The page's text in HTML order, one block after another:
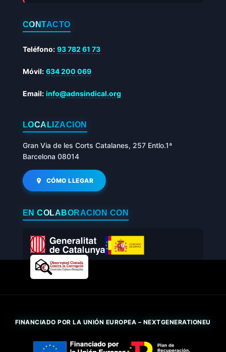
CONTACTO
Teléfono: 93 782 61 73
Móvil: 634 200 069
Email: info@adnsindical.org
LOCALIZACIÓN
Gran Via de les Corts Catalanes, 257 Entlo.1ª
Barcelona 08014
CÓMO LLEGAR
EN COLABORACIÓN CON
FINANCIADO POR LA UNIÓN EUROPEA – NEXTGENERATIONEU